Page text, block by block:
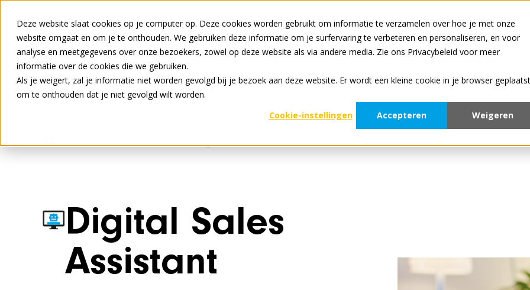
Deze website slaat cookies op je computer op. Deze cookies worden gebruikt om informatie te verzamelen over hoe je met onze
website omgaat en om je te onthouden. We gebruiken deze informatie om je surfervaring te verbeteren en personaliseren, en voor
analyse en meetgegevens over onze bezoekers, zowel op deze website als via andere media. Zie ons Privacybeleid voor meer
informatie over de cookies die we gebruiken.
Als je weigert, zal je informatie niet worden gevolgd bij je bezoek aan deze website. Er wordt een kleine cookie in je browser geplaatst
om te onthouden dat je niet gevolgd wilt worden.
Cookie-instellingen
Accepteren Weigeren
Alle diensten zijn
Over Tradeplace
Digital Sales
Assistant